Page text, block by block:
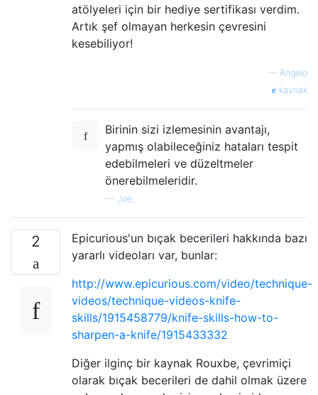
atölyeleri için bir hediye sertifikası verdim.
Artık şef olmayan herkesin çevresini
kesebiliyor!
— Angelo
kaynak
Birinin sizi izlemesinin avantajı,
yapmış olabileceğiniz hataları tespit
edebilmeleri ve düzeltmeler
önerebilmeleridir.
— Joe,
2
Epicurious'un bıçak becerileri hakkında bazı
yararlı videoları var, bunlar:
http://www.epicurious.com/video/technique-
videos/technique-videos-knife-
skills/1915458779/knife-skills-how-to-
sharpen-a-knife/1915433332
Diğer ilginç bir kaynak Rouxbe, çevrimiçi
olarak bıçak becerileri de dahil olmak üzere